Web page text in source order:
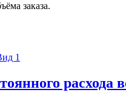
заказа.